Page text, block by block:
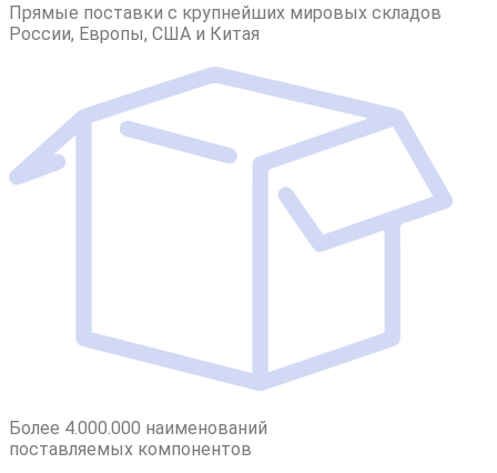
Прямые поставки с крупнейших мировых складов
России, Европы, США и Китая
Более 4.000.000 наименований
поставляемых компонентов